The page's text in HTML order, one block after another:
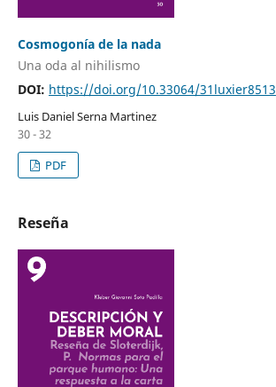
Cosmogonía de la nada
Una oda al nihilismo
DOI: https://doi.org/10.33064/31luxier8513
Luis Daniel Serna Martinez
30 - 32
PDF
Reseña